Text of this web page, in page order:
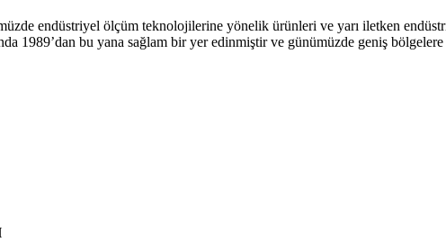
endüstriyel ölçüm teknolojilerine yönelik ürünleri ve yarı iletken
1989’dan bu yana sağlam bir yer edinmiştir ve günümüzde geniş bölgelere